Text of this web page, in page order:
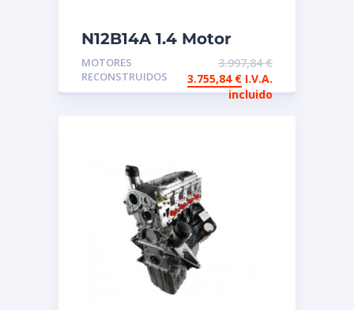
N12B14A 1.4 Motor
reconstruido de
intercambio
MOTORES
RECONSTRUIDOS
3.997,84€
3.755,84 € I.V.A.
incluido